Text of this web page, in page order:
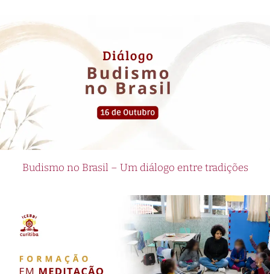
Budismo no Brasil – Um diálogo entre tradições